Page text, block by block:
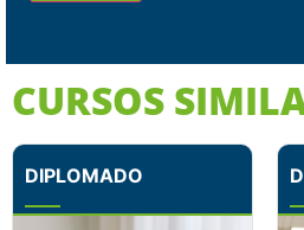
CURSOS
DIPLOMADO